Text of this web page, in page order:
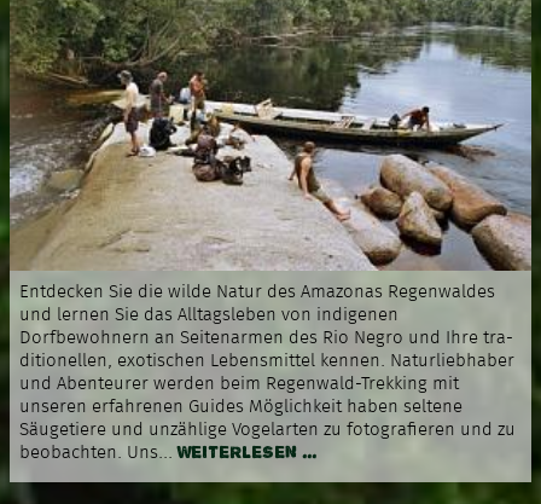
Entdecken Sie die wilde Natur des Amazonas Regenwaldes
und lernen Sie das Alltagsleben von indigenen
Dorfbewohnern an Seitenarmen des Rio Negro und Ihre tra­
dition­ellen, exotischen Lebensmittel kennen. Naturliebhaber
und Abenteurer werden beim Regenwald-Trekking mit
unseren erfahrenen Guides Möglichkeit haben seltene
Säugetiere und unzählige Vogelarten zu fotografieren und zu
beobachten. Uns...WEITERLESEN ...